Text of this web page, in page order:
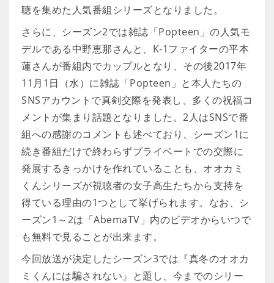
聴を集めた人気番組シリーズとなりました。
さらに、シーズン2では雑誌「Popteen」の人気モ
デルである中野恵那さんと、K-1ファイターの平本
蓮さんが番組内でカップルとなり、その後2017年
11月1日（水）に雑誌「Popteen」と本人たちの
SNSアカウントで真剣交際を発表し、多くの祝福コ
メントが集まり話題となりました。2人はSNSで番
組への感謝のコメントも述べており、シーズン1に
続き番組だけで終わらずプライベートでの交際に
発展するきっかけを作れていることも、オオカミ
くんシリーズが視聴者の女子高生たちから支持を
得ている理由の1つとして挙げられます。なお、シ
ーズン1～2は「AbemaTV」内のビデオからいつで
も無料で見ることが出来ます。
今回放送が決定したシーズン3では『真冬のオオカ
ミくんには騙されない』と題し、今までのシリー